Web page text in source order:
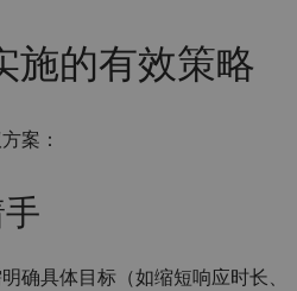
施的有效策略
案：
确具体目标（如缩短响应时长、